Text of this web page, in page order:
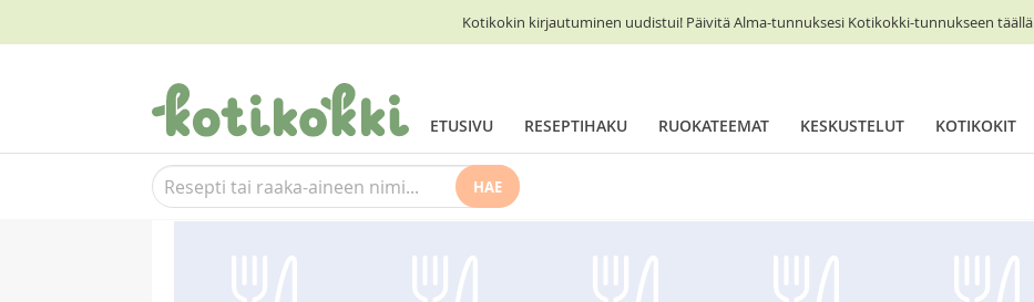
Kotikokin kirjautuminen uudistui! Päivitä Alma-tunnuksesi Kotikokki-tunnukseen täällä
ETUSIVU RESEPTIHAKU RUOKATEEMAT KESKUSTELUT KOTIKOKIT
HAE
Suosittelemme myös